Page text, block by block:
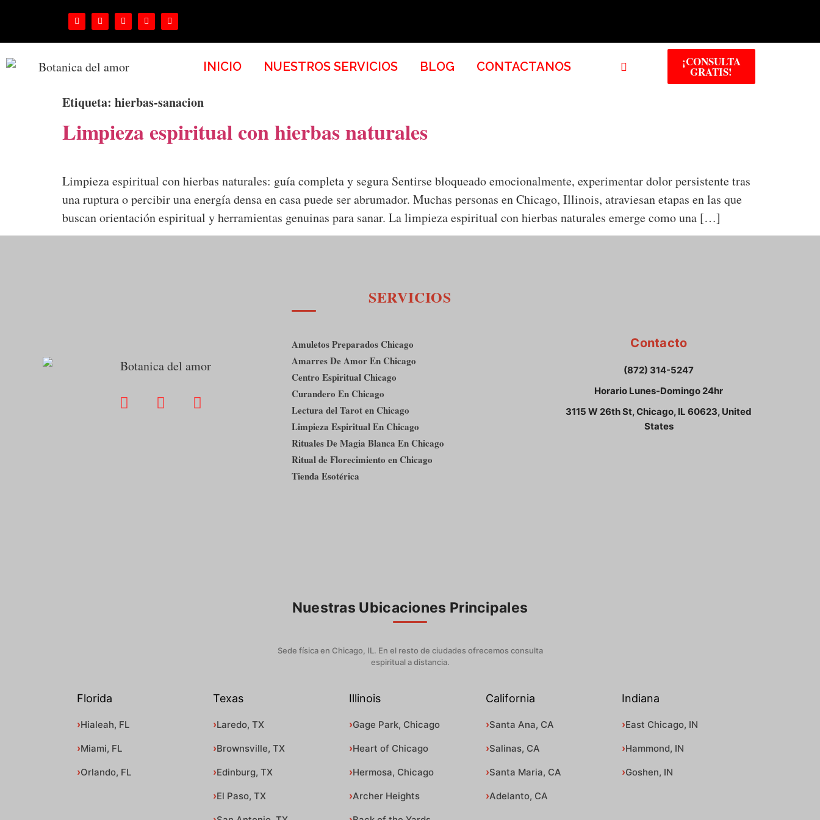
INICIO NUESTROS SERVICIOS BLOG CONTACTANOS ¡CONSULTA
GRATIS!
Etiqueta: hierbas-sanacion
Limpieza espiritual con hierbas naturales
Limpieza espiritual con hierbas naturales: guía completa y segura Sentirse bloqueado emocionalmente, experimentar dolor persistente tras
una ruptura o percibir una energía densa en casa puede ser abrumador. Muchas personas en Chicago, Illinois, atraviesan etapas en las que
buscan orientación espiritual y herramientas genuinas para sanar. La limpieza espiritual con hierbas naturales emerge como una […]
SERVICIOS
Amuletos Preparados Chicago
Amarres De Amor En Chicago
Centro Espiritual Chicago
Curandero En Chicago
Lectura del Tarot en Chicago
Limpieza Espiritual En Chicago
Rituales De Magia Blanca En Chicago
Ritual de Florecimiento en Chicago
Tienda Esotérica
Contacto
(872) 314-5247
Horario Lunes-Domingo 24hr
3115 W 26th St, Chicago, IL 60623, United
States
Nuestras Ubicaciones Principales
Sede física en Chicago, IL. En el resto de ciudades ofrecemos consulta
espiritual a distancia.
Florida
Hialeah, FL
Miami, FL
Orlando, FL
Texas
Laredo, TX
Brownsville, TX
Edinburg, TX
El Paso, TX
Illinois
Gage Park, Chicago
Heart of Chicago
Hermosa, Chicago
Archer Heights
California
Santa Ana, CA
Salinas, CA
Santa Maria, CA
Adelanto, CA
Indiana
East Chicago, IN
Hammond, IN
Goshen, IN